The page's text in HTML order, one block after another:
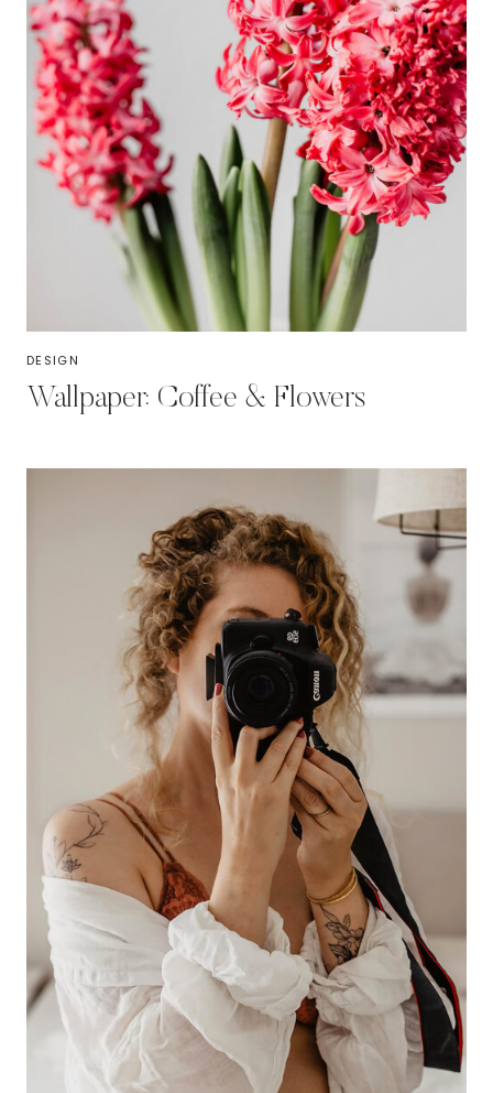
DESIGN
Wallpaper: Coffee & Flowers